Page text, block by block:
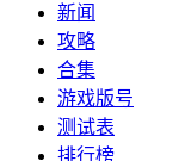
新闻
攻略
合集
游戏版号
测试表
排行榜